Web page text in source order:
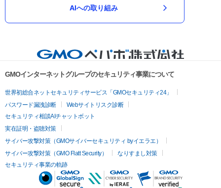
AIへの取り組み
GMOインターネットグループのセキュリティ事業について
世界初総合ネットセキュリティサービス「GMOセキュリティ24」
パスワード漏洩診断
Webサイトリスク診断
セキュリティ相談AIチャットボット
実在証明・盗聴対策
サイバー攻撃対策（GMOサイバーセキュリティ byイエラエ）
サイバー攻撃対策（GMO Flatt Security）
なりすまし対策
セキュリティ事業の軌跡